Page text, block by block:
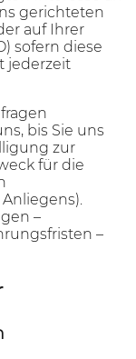
gerichteten
auf Ihrer
sofern diese
jederzeit
bis Sie uns
zur
für die
–
–